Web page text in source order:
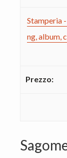
Stamperia
ng, album,